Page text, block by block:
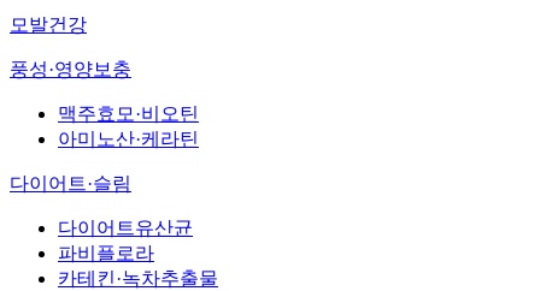
모발건강
풍성·영양보충
맥주효모·비오틴
아미노산·케라틴
다이어트·슬림
다이어트유산균
파비플로라
카테킨·녹차추출물